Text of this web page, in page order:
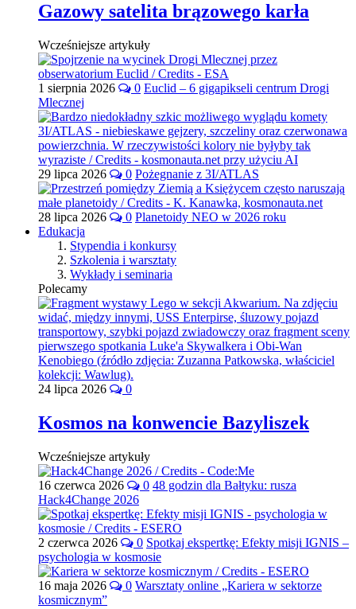
Gazowy satelita brązowego karła
Wcześniejsze artykuły
1 sierpnia 2026 0 Euclid – 6 gigapikseli centrum Drogi
Mlecznej
29 lipca 2026 0 Pożegnanie z 3I/ATLAS
28 lipca 2026 0 Planetoidy NEO w 2026 roku
Edukacja
Stypendia i konkursy
Szkolenia i warsztaty
Wykłady i seminaria
Polecamy
24 lipca 2026 0
Kosmos na konwencie Bazyliszek
Wcześniejsze artykuły
16 czerwca 2026 0 48 godzin dla Bałtyku: rusza
Hack4Change 2026
2 czerwca 2026 0 Spotkaj ekspertkę: Efekty misji IGNIS –
psychologia w kosmosie
16 maja 2026 0 Warsztaty online „Kariera w sektorze
kosmicznym”